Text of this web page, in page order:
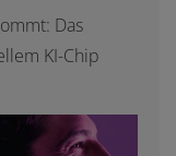
Das
KI-Chip